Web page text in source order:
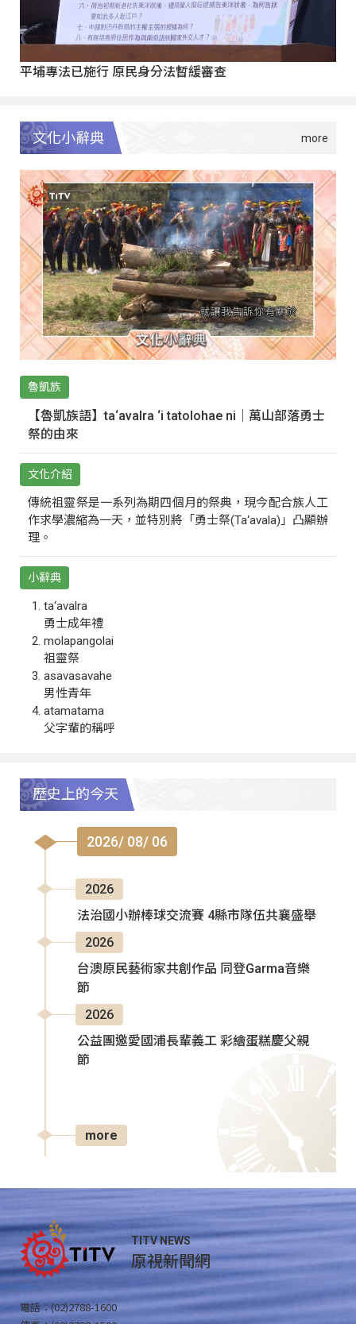
平埔專法已施行 原民身分法暫緩審查
文化小辭典
魯凱族
【魯凱族語】ta‘avalra ‘i tatolohae ni｜萬山部落勇士
祭的由來
文化介紹
傳統祖靈祭是一系列為期四個月的祭典，現今配合族人工
作求學濃縮為一天，並特別將「勇士祭(Ta‘avala)」凸顯辦
理。
小辭典
ta‘avalra
勇士成年禮
molapangolai
祖靈祭
asavasavahe
男性青年
atamatama
父字輩的稱呼
歷史上的今天
2026/ 08/ 06
2026
法治國小辦棒球交流賽 4縣市隊伍共襄盛舉
2026
台澳原民藝術家共創作品 同登Garma音樂
節
2026
公益團邀愛國浦長輩義工 彩繪蛋糕慶父親
節
more
TITV NEWS
原視新聞網
電話：(02)2788-1600